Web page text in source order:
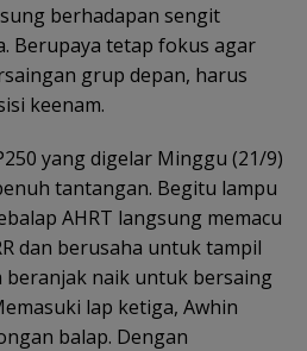
berhadapan sengit
Berupaya tetap fokus agar
grup depan, harus
keenam.
yang digelar Minggu (21/9)
tantangan. Begitu lampu
AHRT langsung memacu
dan berusaha untuk tampil
beranjak naik untuk bersaing
lap ketiga, Awhin
balap. Dengan